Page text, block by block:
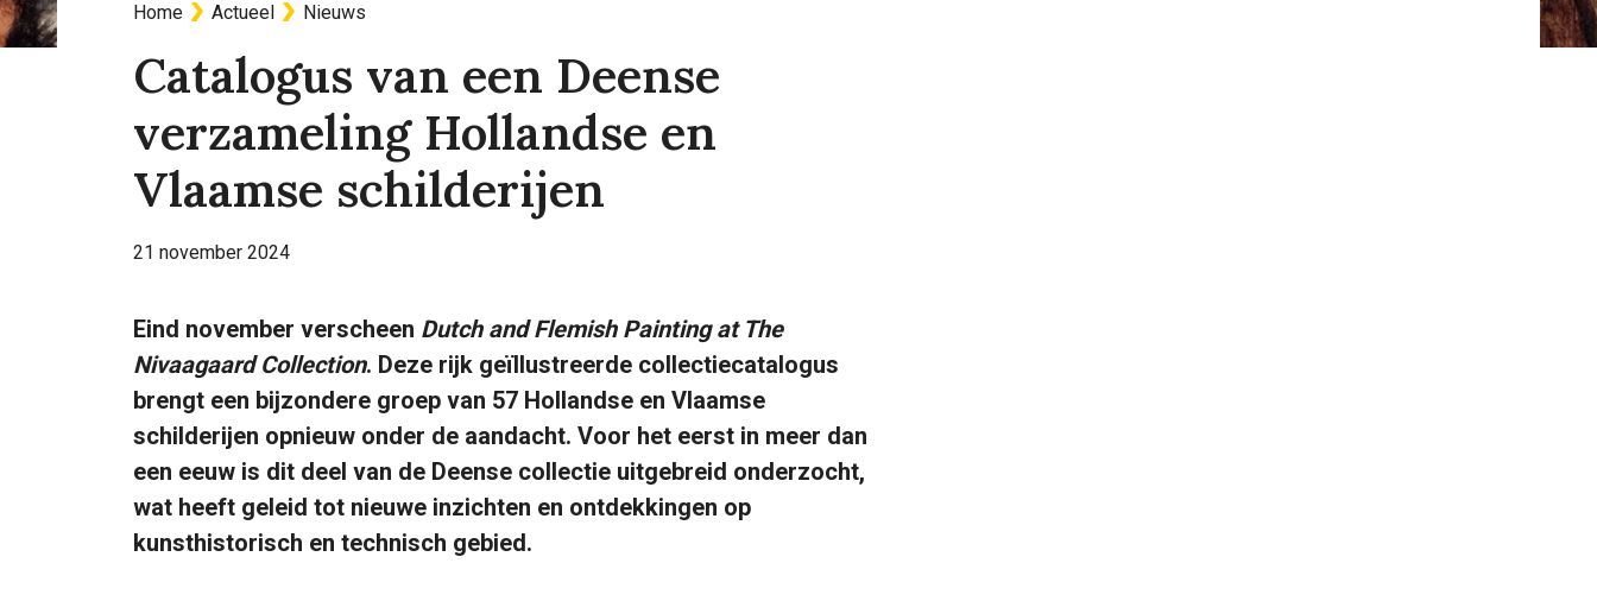
Home Actueel Nieuws
Catalogus van een Deense
verzameling Hollandse en
Vlaamse schilderijen
21 november 2024
Eind november verscheen Dutch and Flemish Painting at The
Nivaagaard Collection. Deze rijk geïllustreerde collectiecatalogus
brengt een bijzondere groep van 57 Hollandse en Vlaamse
schilderijen opnieuw onder de aandacht. Voor het eerst in meer dan
een eeuw is dit deel van de Deense collectie uitgebreid onderzocht,
wat heeft geleid tot nieuwe inzichten en ontdekkingen op
kunsthistorisch en technisch gebied.